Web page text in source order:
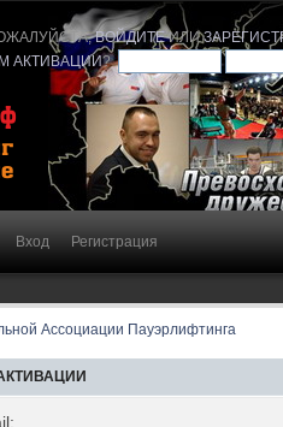
ВОЙДИТЕИЛИ
АКТИВАЦИИ?
Вход Регистрация
Ассоциации Пауэрлифтинга